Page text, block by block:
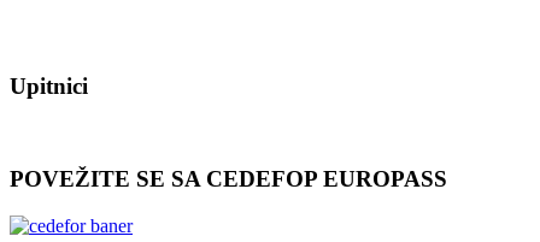
Upitnici
POVEŽITE SE SA CEDEFOP EUROPASS